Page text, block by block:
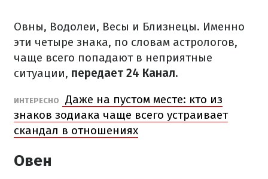
Овны, Водолеи, Весы и Близнецы. Именно
эти четыре знака, по словам астрологов,
чаще всего попадают в неприятные
ситуации, передает 24 Канал.
ИНТЕРЕСНО
Даже на пустом месте: кто из
знаков зодиака чаще всего устраивает
скандал в отношениях
Овен